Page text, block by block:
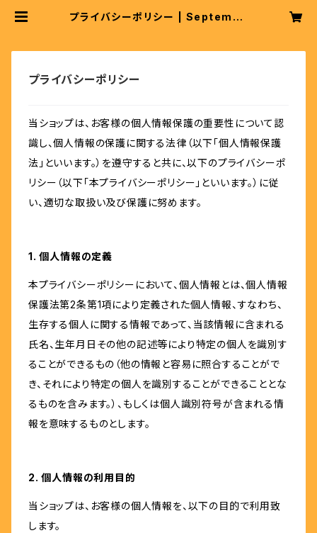
プライバシーポリシー | Septembe
プライバシーポリシー
当ショップは、お客様の個人情報保護の重要性について認
識し、個人情報の保護に関する法律（以下「個人情報保護
法」といいます。）を遵守すると共に、以下のプライバシーポ
リシー（以下「本プライバシーポリシー」といいます。）に従
い、適切な取扱い及び保護に努めます。
1. 個人情報の定義
本プライバシーポリシーにおいて、個人情報とは、個人情報
保護法第2条第1項により定義された個人情報、すなわち、
生存する個人に関する情報であって、当該情報に含まれる
氏名、生年月日その他の記述等により特定の個人を識別す
ることができるもの（他の情報と容易に照合することがで
き、それにより特定の個人を識別することができることとな
るものを含みます。）、もしくは個人識別符号が含まれる情
報を意味するものとします。
2. 個人情報の利用目的
当ショップは、お客様の個人情報を、以下の目的で利用致
します。